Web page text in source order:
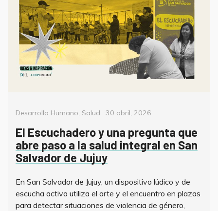
Categorías
Desarrollo Humano, Salud
Posted
30 abril, 2026
El Escuchadero y una pregunta que
abre paso a la salud integral en San
Salvador de Jujuy
En San Salvador de Jujuy, un dispositivo lúdico y de
escucha activa utiliza el arte y el encuentro en plazas
para detectar situaciones de violencia de género,